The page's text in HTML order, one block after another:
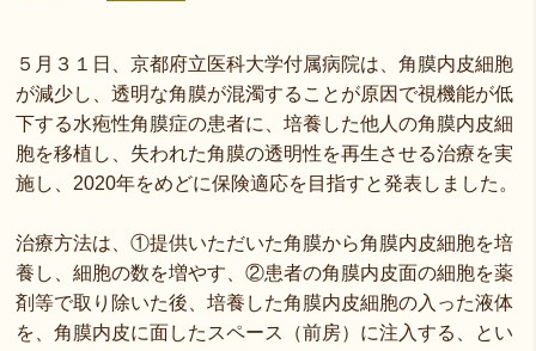
５月３１日、京都府立医科大学付属病院は、角膜内皮細胞
が減少し、透明な角膜が混濁することが原因で視機能が低
下する水疱性角膜症の患者に、培養した他人の角膜内皮細
胞を移植し、失われた角膜の透明性を再生させる治療を実
施し、2020年をめどに保険適応を目指すと発表しました。
治療方法は、①提供いただいた角膜から角膜内皮細胞を培
養し、細胞の数を増やす、②患者の角膜内皮面の細胞を薬
剤等で取り除いた後、培養した角膜内皮細胞の入った液体
を、角膜内皮に面したスペース（前房）に注入する、とい